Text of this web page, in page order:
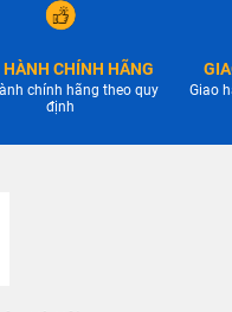
HÀNH CHÍNH HÃNG
chính hãng theo quy
định
Giao